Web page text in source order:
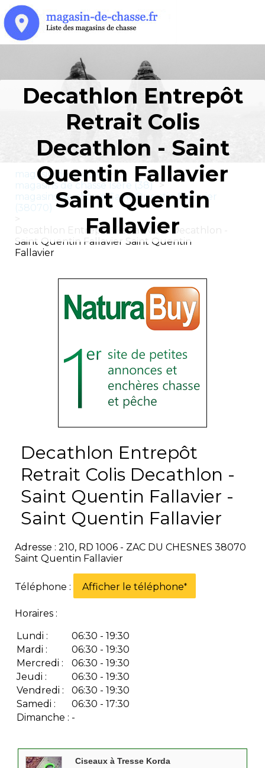
Decathlon Entrepôt
Retrait Colis
Decathlon - Saint
Quentin Fallavier
Saint Quentin
Fallavier
magasin de chasse
>
magasins de chasse Isère (38)
>
magasins de chasse Saint Quentin Fallavier
(38070)
>
Decathlon Entrepôt Retrait Colis Decathlon -
Saint Quentin Fallavier Saint Quentin
Fallavier
Decathlon Entrepôt
Retrait Colis Decathlon -
Saint Quentin Fallavier -
Saint Quentin Fallavier
Adresse : 210, RD 1006 - ZAC DU CHESNES 38070
Saint Quentin Fallavier
Téléphone : Afficher le téléphone*
Horaires :
Lundi :
06:30 - 19:30
Mardi :
06:30 - 19:30
Mercredi :
06:30 - 19:30
Jeudi :
06:30 - 19:30
Vendredi :
06:30 - 19:30
Samedi :
06:30 - 17:30
Dimanche : -
Ciseaux à Tresse Korda